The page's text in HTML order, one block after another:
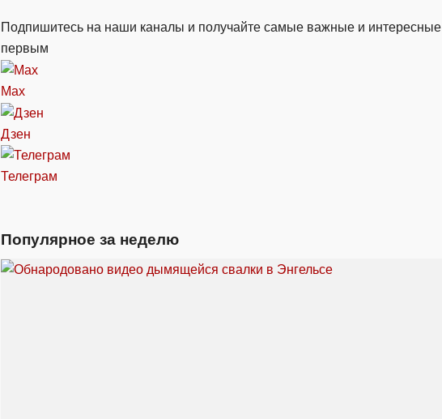
Подпишитесь на наши каналы и получайте самые важные и интересные
первым
Max
Дзен
Телеграм
Популярное за неделю